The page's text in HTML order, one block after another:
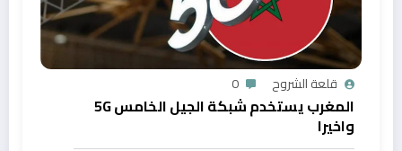
قلعة الشروح 0
المغرب يستخدم شبكة الجيل الخامس 5G
واخيرا